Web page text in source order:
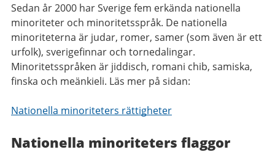
Sedan år 2000 har Sverige fem erkända nationella
minoriteter och minoritetsspråk. De nationella
minoriteterna är judar, romer, samer (som även är ett
urfolk), sverigefinnar och tornedalingar.
Minoritetsspråken är jiddisch, romani chib, samiska,
finska och meänkieli. Läs mer på sidan:
Nationella minoriteters rättigheter
Nationella minoriteters flaggor